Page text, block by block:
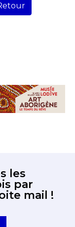
les
par
mail !